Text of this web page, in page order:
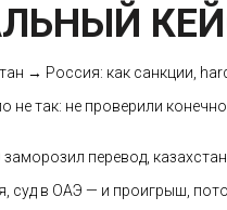
→ Россия: как санкции,
не так: не проверили
перевод,
суд в ОАЭ — и проигрыш,